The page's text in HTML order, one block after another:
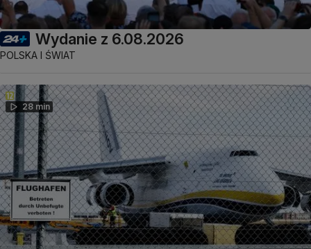
Wydanie z 6.08.2026
POLSKA I ŚWIAT
28 min